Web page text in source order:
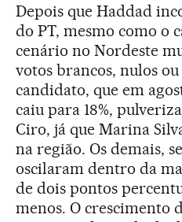
Depois que Haddad
do PT, mesmo como o
cenário no Nordeste
votos brancos, nulos
candidato, que em
caiu para 18%,
Ciro, já que Marina
na região. Os demais,
oscilaram dentro da
de dois pontos
menos. O crescimento